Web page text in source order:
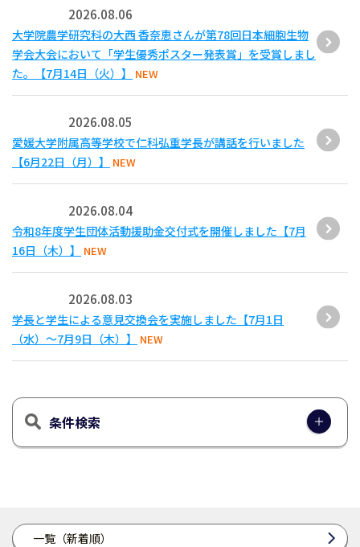
一覧（新着順）
2026.08.06
大学院農学研究科の大西 香奈恵さんが第78回日本細胞生物
学会大会において「学生優秀ポスター発表賞」を受賞しまし
た。【7月14日（火）】
NEW
2026.08.05
愛媛大学附属高等学校で仁科弘重学長が講話を行いました
【6月22日（月）】
NEW
2026.08.04
令和8年度学生団体活動援助金交付式を開催しました【7月
16日（木）】
NEW
2026.08.03
学長と学生による意見交換会を実施しました【7月1日
（水）～7月9日（木）】
NEW
条件検索